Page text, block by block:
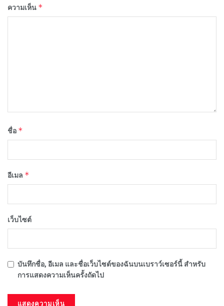
ความเห็น *
ชื่อ *
อีเมล *
เว็บไซต์
บันทึกชื่อ, อีเมล และชื่อเว็บไซต์ของฉันบนเบราว์เซอร์นี้ สำหรับ
การแสดงความเห็นครั้งถัดไป